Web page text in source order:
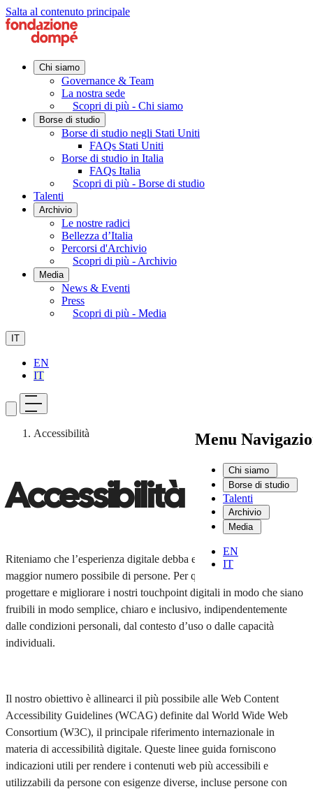
Salta al contenuto principale
Chi siamo
Governance & Team
La nostra sede
Scopri di più - Chi siamo
Borse di studio
Borse di studio negli Stati Uniti
FAQs Stati Uniti
Borse di studio in Italia
FAQs Italia
Scopri di più - Borse di studio
Talenti
Archivio
Le nostre radici
Bellezza d’Italia
Percorsi d'Archivio
Scopri di più - Archivio
Media
News & Eventi
Press
Scopri di più - Media
IT
EN
IT
Menu
Chi siamo
Borse di studio
Talenti
Archivio
Media
EN
IT
Accessibilità
Accessibilità
Riteniamo che l’esperienza digitale debba essere accessibile al
maggior numero possibile di persone. Per questo ci impegniamo a
progettare e migliorare i nostri touchpoint digitali in modo che siano
fruibili in modo semplice, chiaro e inclusivo, indipendentemente
dalle condizioni personali, dal contesto d’uso o dalle capacità
individuali.
Il nostro obiettivo è allinearci il più possibile alle Web Content
Accessibility Guidelines (WCAG) definite dal World Wide Web
Consortium (W3C), il principale riferimento internazionale in
materia di accessibilità digitale. Queste linee guida forniscono
indicazioni utili per rendere i contenuti web più accessibili e
utilizzabili da persone con esigenze diverse, incluse persone con